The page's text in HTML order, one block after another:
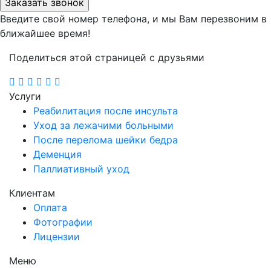
Введите свой номер телефона, и мы Вам перезвоним в
ближайшее время!
Поделиться этой страницей с друзьями
Услуги
Реабилитация после инсульта
Уход за лежачими больными
После перелома шейки бедра
Деменция
Паллиативный уход
Клиентам
Оплата
Фотографии
Лицензии
Меню